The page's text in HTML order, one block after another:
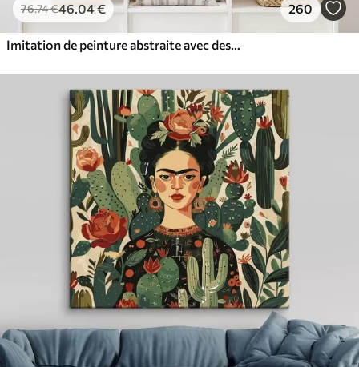
76.74€46.04€ 260
Imitation de peinture abstraite avec des cercles orange et gris, des feuilles et des branches, style moderne, effet aquarelle